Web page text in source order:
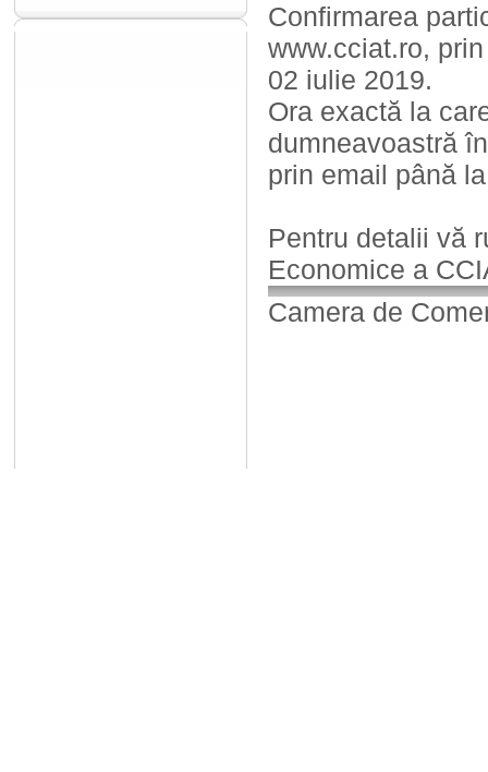
Confirmarea
www.cciat.ro,
02 iulie 2019.
Ora exactă la
dumneavoastră
prin email până
Pentru detalii vă
Economice a
Camera de